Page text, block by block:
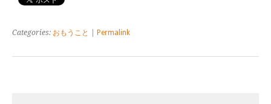
Categories: おもうこと Permalink